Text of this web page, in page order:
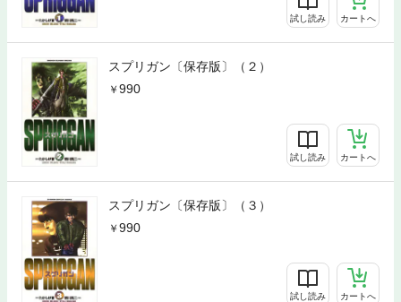
試し読み カートへ
スプリガン〔保存版〕（２）
990
試し読み カートへ
スプリガン〔保存版〕（３）
990
試し読み カートへ